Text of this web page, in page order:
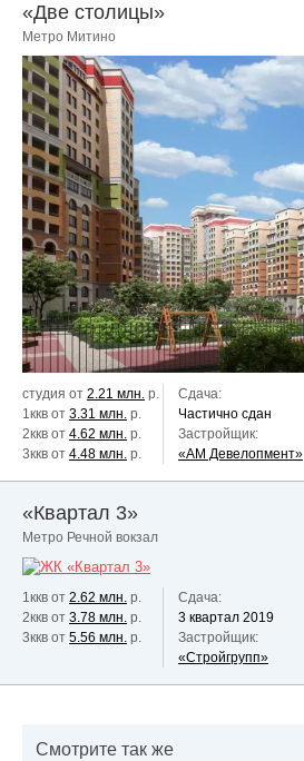
«Две столицы»
Метро Митино
студия от 2.21 млн. р.
1ккв от 3.31 млн. р.
2ккв от 4.62 млн. р.
3ккв от 4.48 млн. р.
Сдача:
Частично сдан
Застройщик:
«АМ Девелопмент»
«Квартал 3»
Метро Речной вокзал
1ккв от 2.62 млн. р.
2ккв от 3.78 млн. р.
3ккв от 5.56 млн. р.
Сдача:
3 квартал 2019
Застройщик:
«Стройгрупп»
Смотрите так же